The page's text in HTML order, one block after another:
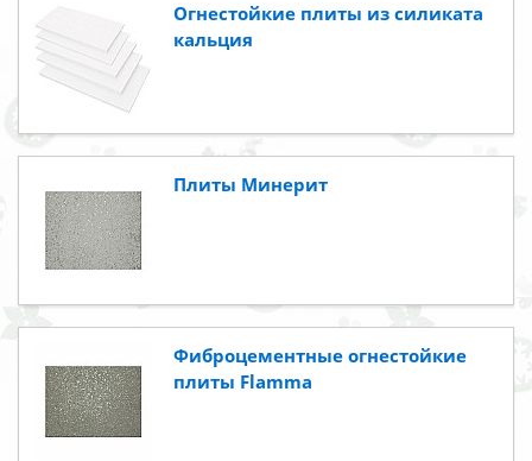
Огнестойкие плиты из силиката
кальция
Плиты Минерит
Фиброцементные огнестойкие
плиты Flamma